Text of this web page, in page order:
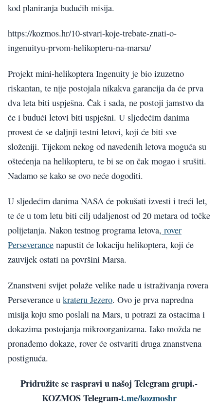
kod planiranja budućih misija.
https://kozmos.hr/10-stvari-koje-trebate-znati-o-
ingenuityu-prvom-helikopteru-na-marsu/
Projekt mini-helikoptera Ingenuity je bio izuzetno
riskantan, te nije postojala nikakva garancija da će prva
dva leta biti uspješna. Čak i sada, ne postoji jamstvo da
će i budući letovi biti uspješni. U sljedećim danima
provest će se daljnji testni letovi, koji će biti sve
složeniji. Tijekom nekog od navedenih letova moguća su
oštećenja na helikopteru, te bi se on čak mogao i srušiti.
Nadamo se kako se ovo neće dogoditi.
U sljedećim danima NASA će pokušati izvesti i treći let,
te će u tom letu biti cilj udaljenost od 20 metara od točke
polijetanja. Nakon testnog programa letova, rover
Perseverance napustit će lokaciju helikoptera, koji će
zauvijek ostati na površini Marsa.
Znanstveni svijet polaže velike nade u istraživanja rovera
Perseverance u krateru Jezero. Ovo je prva napredna
misija koju smo poslali na Mars, u potrazi za ostacima i
dokazima postojanja mikroorganizama. Iako možda ne
pronađemo dokaze, rover će ostvariti druga znanstvena
postignuća.
Pridružite se raspravi u našoj Telegram grupi.-
KOZMOS Telegram-t.me/kozmoshr